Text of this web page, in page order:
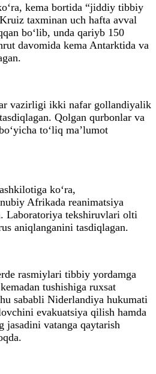
kema bortida “jiddiy tibbiy
taxminan uch hafta avval
bo‘lib, unda qariyb 150
davomida kema Antarktida va
vazirligi ikki nafar gollandiyalik
Qolgan qurbonlar va
to‘liq ma’lumot
ko‘ra,
Afrikada reanimatsiya
Laboratoriya tekshiruvlari olti
aniqlanganini tasdiqlagan.
rasmiylari tibbiy yordamga
tushishiga ruxsat
sababli Niderlandiya hukumati
evakuatsiya qilish hamda
jasadini vatanga qaytarish